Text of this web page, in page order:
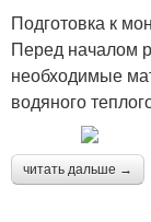
Подготовка к
Перед началом
необходимые
водяного
читать дальше →